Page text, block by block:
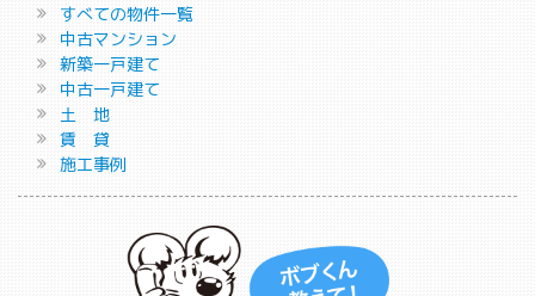
すべての物件一覧
中古マンション
新築一戸建て
中古一戸建て
土 地
賃 貸
施工事例